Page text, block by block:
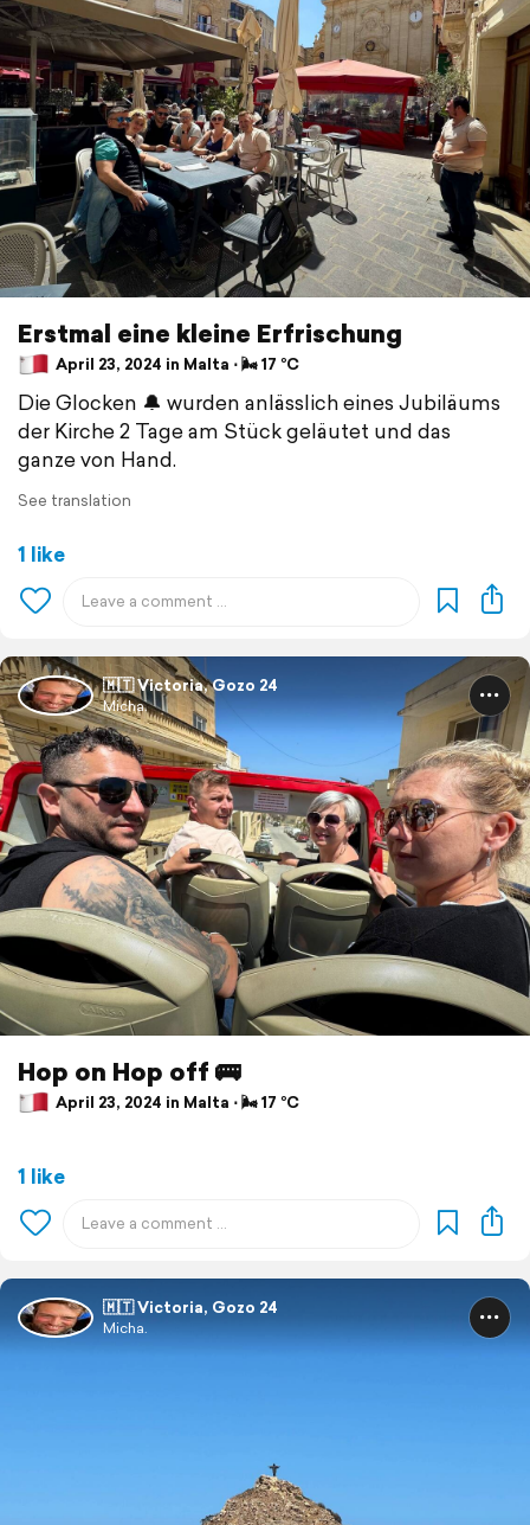
Erstmal eine kleine Erfrischung
April 23, 2024 in Malta ⋅ 🌬 17 °C
Die Glocken 🔔 wurden anlässlich eines Jubiläums
der Kirche 2 Tage am Stück geläutet und das
ganze von Hand.
See translation
1 like
🇲🇹 Victoria, Gozo 24
Micha.
Hop on Hop off 🚌
April 23, 2024 in Malta ⋅ 🌬 17 °C
1 like
🇲🇹 Victoria, Gozo 24
Micha.